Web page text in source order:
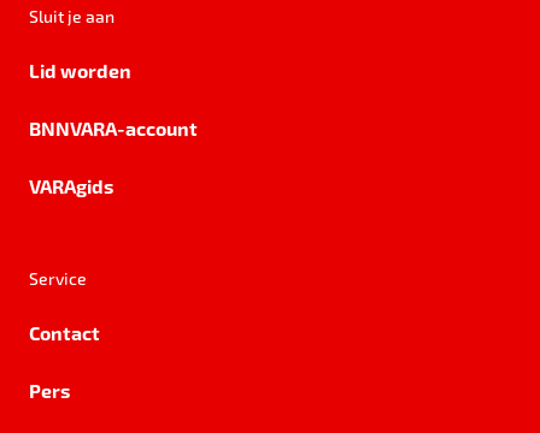
Sluit je aan
Lid worden
BNNVARA-account
VARAgids
Service
Contact
Pers